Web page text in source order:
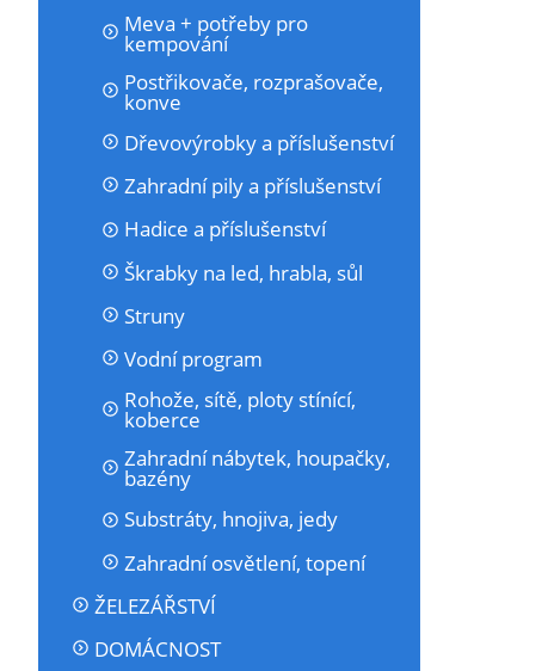
Meva + potřeby pro
kempování
Postřikovače, rozprašovače,
konve
Dřevovýrobky a příslušenství
Zahradní pily a příslušenství
Hadice a příslušenství
Škrabky na led, hrabla, sůl
Struny
Vodní program
Rohože, sítě, ploty stínící,
koberce
Zahradní nábytek, houpačky,
bazény
Substráty, hnojiva, jedy
Zahradní osvětlení, topení
ŽELEZÁŘSTVÍ
DOMÁCNOST